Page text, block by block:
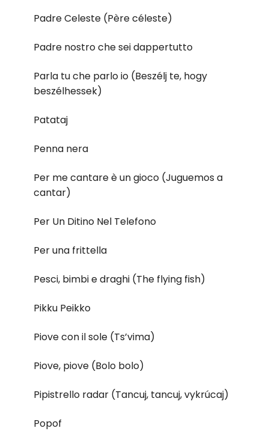
Padre Celeste (Père céleste)
Padre nostro che sei dappertutto
Parla tu che parlo io (Beszélj te, hogy
beszélhessek)
Patataj
Penna nera
Per me cantare è un gioco (Juguemos a
cantar)
Per Un Ditino Nel Telefono
Per una frittella
Pesci, bimbi e draghi (The flying fish)
Pikku Peikko
Piove con il sole (Ts’vima)
Piove, piove (Bolo bolo)
Pipistrello radar (Tancuj, tancuj, vykrúcaj)
Popof